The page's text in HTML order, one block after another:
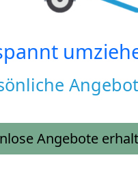
Angebote